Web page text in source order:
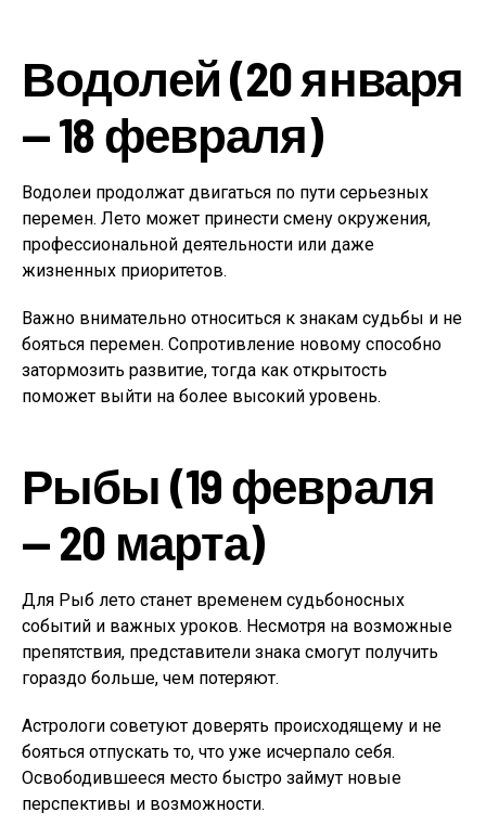
Водолей (20 января
— 18 февраля)
Водолеи продолжат двигаться по пути серьезных
перемен. Лето может принести смену окружения,
профессиональной деятельности или даже
жизненных приоритетов.
Важно внимательно относиться к знакам судьбы и не
бояться перемен. Сопротивление новому способно
затормозить развитие, тогда как открытость
поможет выйти на более высокий уровень.
Рыбы (19 февраля
— 20 марта)
Для Рыб лето станет временем судьбоносных
событий и важных уроков. Несмотря на возможные
препятствия, представители знака смогут получить
гораздо больше, чем потеряют.
Астрологи советуют доверять происходящему и не
бояться отпускать то, что уже исчерпало себя.
Освободившееся место быстро займут новые
перспективы и возможности.